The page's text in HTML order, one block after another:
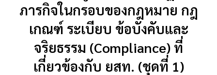
ภารกิจในกรอบของกฎหมาย กฎ
เกณฑ์ ระเบียบ ข้อบังคับและ
จริยธรรม (Compliance) ที่
เกี่ยวข้องกับ ยสท. (ชุดที่ 1)